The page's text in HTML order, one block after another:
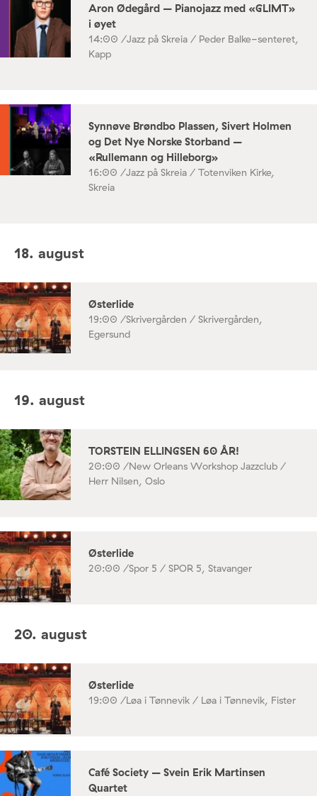
Aron Ødegård – Pianojazz med «GLIMT»
i øyet
14:00 /Jazz på Skreia / Peder Balke-senteret,
Kapp
Synnøve Brøndbo Plassen, Sivert Holmen
og Det Nye Norske Storband –
«Rullemann og Hilleborg»
16:00 /Jazz på Skreia / Totenviken Kirke,
Skreia
18. august
Østerlide
19:00 /Skrivergården / Skrivergården,
Egersund
19. august
TORSTEIN ELLINGSEN 60 ÅR!
20:00 /New Orleans Workshop Jazzclub /
Herr Nilsen, Oslo
Østerlide
20:00 /Spor 5 / SPOR 5, Stavanger
20. august
Østerlide
19:00 /Løa i Tønnevik / Løa i Tønnevik, Fister
Café Society – Svein Erik Martinsen
Quartet